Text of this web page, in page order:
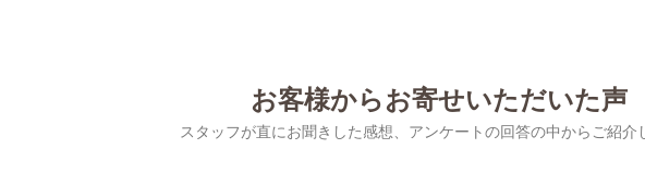
お客様からお寄せいただいた声
スタッフが直にお聞きした感想、アンケートの回答の中からご紹介